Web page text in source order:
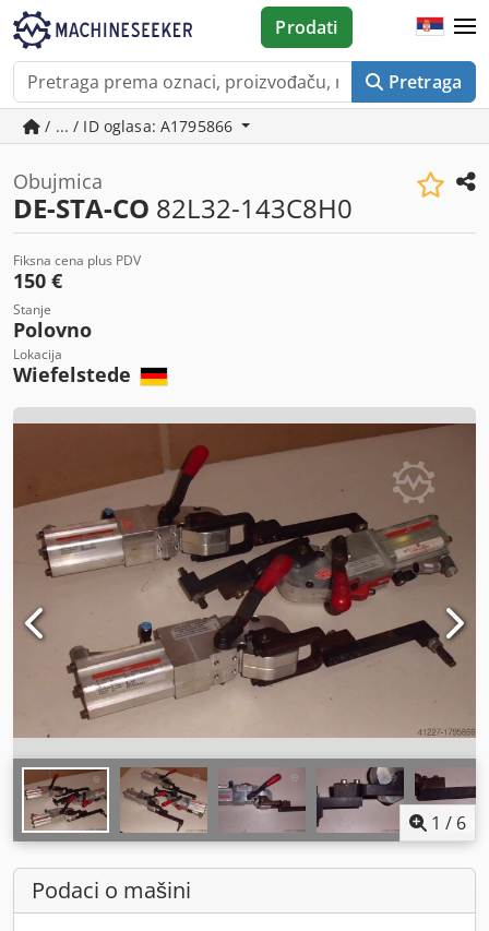
Pretraga
Prodati
/ ... / ID oglasa: A1795866
Obujmica
DE-STA-CO 82L32-143C8H0
Fiksna cena plus PDV
150 €
Stanje
Polovno
Lokacija
Wiefelstede
1 / 6
Podaci o mašini